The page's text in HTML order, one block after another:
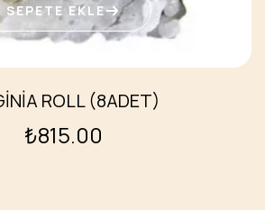
SEPETE EKLE
ROLL (8ADET)
₺815.00